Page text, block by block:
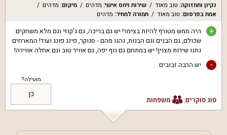
נקיון ותחזוקה: טוב מאוד שירות ויחס אישי: מדהים מיקום: מדהים
אמת בפרסום: טוב מאוד תמורה למחיר: מדהים
+
היה ממש מטורף להיות בצימר! יש גם בריכה, גם ג'קוזי וגם מלא משחקים
שכולם, גם הבנים וגם הבנות, נהנו מהם - סנוקר, פינג פונג ועוד! המארחים
נתנו שירות מצוין! יש במתחם גם נוף יפה, גם אוויר טוב וגם אחלה אווירה!
- יש הרבה זבובים
סוג סוקרים: משפחות
מועילה?
כן